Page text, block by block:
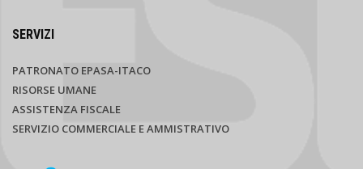
SERVIZI
PATRONATO EPASA-ITACO
RISORSE UMANE
ASSISTENZA FISCALE
SERVIZIO COMMERCIALE E AMMISTRATIVO